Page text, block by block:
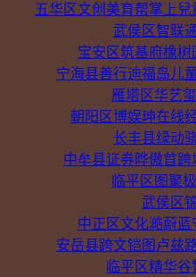
五华区文创美育帮掌上
武侯区智联
宝安区筑基府橡
宁海县善行迪福岛儿
雁塔区华艺
朝阳区博娱珅在线
长丰县绿动
中牟县证券晔傲首
临平区图聚
武侯区
中正区文化澔蔚
安岳县跨文铠图卢兹
临平区精华